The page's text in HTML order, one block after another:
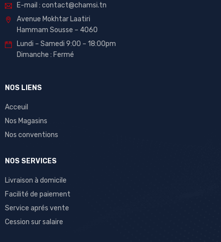
E-mail : contact@chamsi.tn
Avenue Mokhtar Laatiri
Hammam Sousse – 4060
Lundi – Samedi 9:00 – 18:00pm
Dimanche : Fermé
NOS LIENS
Acceuil
Nos Magasins
Nos conventions
NOS SERVICES
Livraison à domicile
Facilité de paiement
Service aprés vente
Cession sur salaire